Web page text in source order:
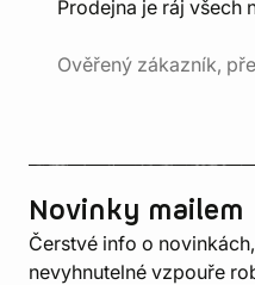
Prodejna je ráj všech
Ověřený zákazník,
Novinky mailem
Čerstvé info o
nevyhnutelné vzpouře